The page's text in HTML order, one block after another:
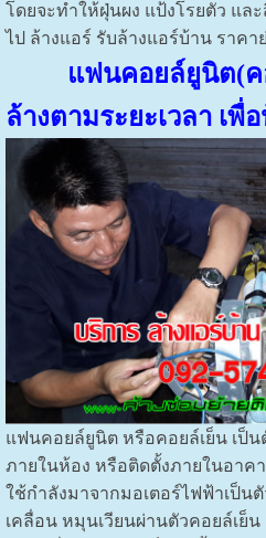
โดยจะทำให้ฝุ่นผง แป้งโรยตัว แล
ไป ล้างแอร์ รับล้างแอร์บ้าน ราคา
แฟนคอยล์ยูนิต(ค
ล้างตามระยะเวลา เ
แฟนคอยล์ยูนิต หรือคอยล์เย็น เป็น
ภายในห้อง หรือติดตั้งภายในอาค
ใช้กำลังมาจากมอเตอร์ไฟฟ้าเป็น
เคลื่อน หมุนเวียนผ่านตัวคอยล์เย็